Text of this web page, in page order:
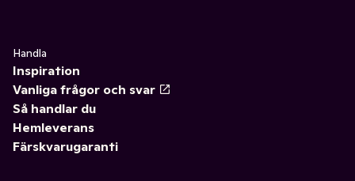
Handla
Inspiration
Vanliga frågor och svar
Så handlar du
Hemleverans
Färskvarugaranti